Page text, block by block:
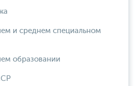
и среднем специальном
образовании